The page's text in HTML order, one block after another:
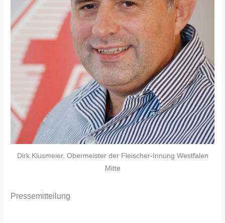
Dirk Klusmeier, Obermeister der Fleischer-Innung Westfalen
Mitte
Pressemitteilung